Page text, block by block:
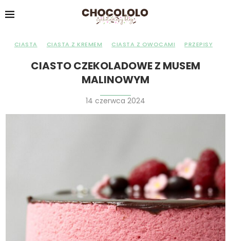
CIASTA CIASTA Z KREMEM CIASTA Z OWOCAMI PRZEPISY
CIASTO CZEKOLADOWE Z MUSEM
MALINOWYM
14 czerwca 2024